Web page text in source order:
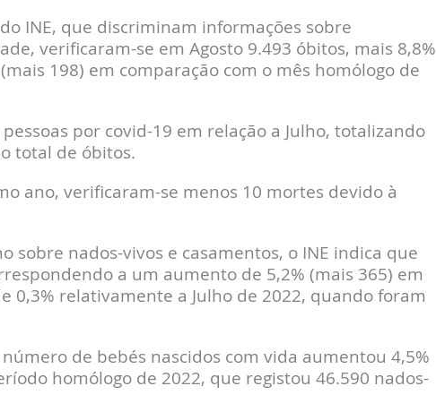
INE, que discriminam informações sobre
verificaram-se em Agosto 9.493 óbitos, mais 8,8%
198) em comparação com o mês homólogo de
por covid-19 em relação a Julho, totalizando
total de óbitos.
ano, verificaram-se menos 10 mortes devido à
sobre nados-vivos e casamentos, o INE indica que
a um aumento de 5,2% (mais 365) em
0,3% relativamente a Julho de 2022, quando foram
de bebés nascidos com vida aumentou 4,5%
homólogo de 2022, que registou 46.590 nados-